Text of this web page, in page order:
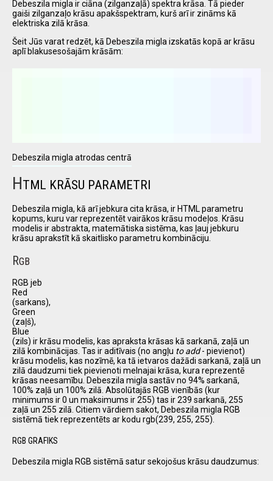
I have
read and
accept the
Debeszila migla ir ciāna (zilganzaļā) spektra krāsa. Tā pieder
gaiši zilganzaļo krāsu apakšspektram, kurš arī ir zināms kā
elektriska zilā krāsa.
Šeit Jūs varat redzēt, kā Debeszila migla izskatās kopā ar krāsu
aplī blakusesošajām krāsām:
Debeszila migla atrodas centrā
HTML KRĀSU PARAMETRI
Debeszila migla, kā arī jebkura cita krāsa, ir HTML parametru
kopums, kuru var reprezentēt vairākos krāsu modeļos. Krāsu
modelis ir abstrakta, matemātiska sistēma, kas ļauj jebkuru
krāsu aprakstīt kā skaitlisko parametru kombināciju.
RGB
RGB jeb
Red
(sarkans),
Green
(zaļš),
Blue
(zils) ir krāsu modelis, kas apraksta krāsas kā sarkanā, zaļā un
zilā kombinācijas. Tas ir aditīvais (no angļu to add- pievienot)
krāsu modelis, kas nozīmē, ka tā ietvaros dažādi sarkanā, zaļā un
zilā daudzumi tiek pievienoti melnajai krāsa, kura reprezentē
krāsas neesamību. Debeszila migla sastāv no 94% sarkanā,
100% zaļā un 100% zilā. Absolūtajās RGB vienībās (kur
minimums ir 0 un maksimums ir 255) tas ir 239 sarkanā, 255
zaļā un 255 zilā. Citiem vārdiem sakot, Debeszila migla RGB
sistēmā tiek reprezentēts ar kodu rgb(239, 255, 255).
RGB GRAFIKS
Debeszila migla RGB sistēmā satur sekojošus krāsu daudzumus: